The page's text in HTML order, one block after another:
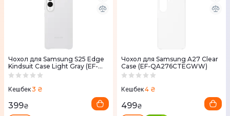
Чохол для Samsung S25 Edge
Kindsuit Case Light Gray (EF-
VS937PJEGWW)
Кешбек3 ₴
399₴
Чохол для Samsung A27 Clear
Case (EF-QA276CTEGWW)
Кешбек4 ₴
499₴